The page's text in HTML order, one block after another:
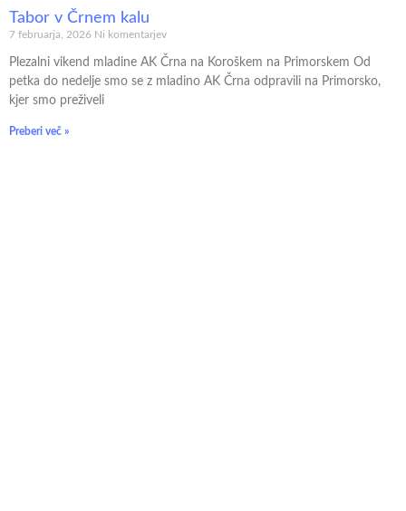
Tabor v Črnem kalu
7 februarja, 2026 Ni komentarjev
Plezalni vikend mladine AK Črna na Koroškem na Primorskem Od
petka do nedelje smo se z mladino AK Črna odpravili na Primorsko,
kjer smo preživeli
Preberi več »